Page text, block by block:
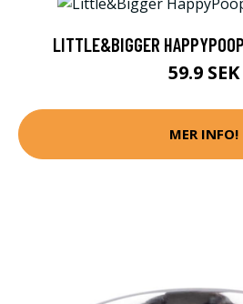
LITTLE&BIGGER
59.9 SEK
MER INFO!